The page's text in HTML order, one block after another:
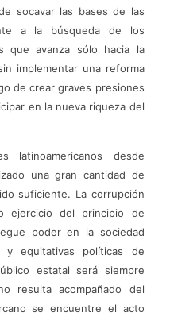
socavar las bases de las
a la búsqueda de los
que avanza sólo hacia la
implementar una reforma
de crear graves presiones
en la nueva riqueza del
latinoamericanos desde
una gran cantidad de
suficiente. La corrupción
ejercicio del principio de
poder en la sociedad
equitativas políticas de
estatal será siempre
resulta acompañado del
se encuentre el acto